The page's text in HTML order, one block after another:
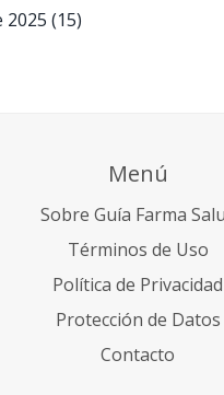
2025 (15)
Menú
Sobre Guía Farma
Términos de Uso
Política de Privacidad
Protección de Datos
Contacto